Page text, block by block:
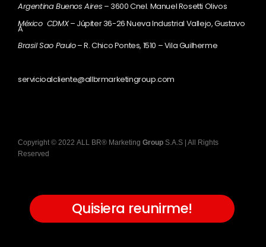
Argentina Buenos Aires – 3600 Cnel. Manuel Rosetti Olivos
México CDMX– Júpiter 36-26 Nueva Industrial Vallejo, Gustavo
A
Brasil Sao Paulo– R. Chico Pontes, 1510 – Vila Guilherme
servicioalcliente@allbrmarketingroup.com
Copyright© 2022 ALL BR® Marketing Group S.A.S | All Rights
Reserved
Quisiera reunirme!